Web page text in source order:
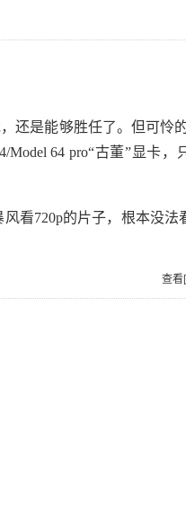
是能够胜任了。但可怜
64 pro“古董”显卡，
720p的片子，根本没法
查看